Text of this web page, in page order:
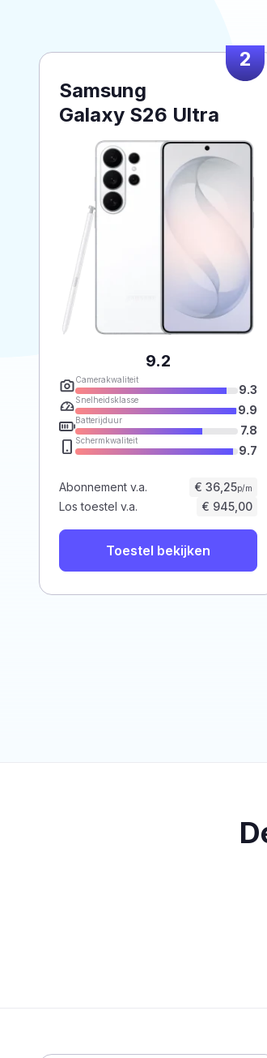
2
Samsung
Galaxy S26 Ultra
9.2
Camerakwaliteit
9.3
Snelheidsklasse
9.9
Batterijduur
7.8
Schermkwaliteit
9.7
Abonnement v.a. € 36,25p/m
Los toestel v.a. € 945,00
Toestel bekijken